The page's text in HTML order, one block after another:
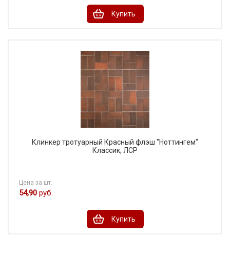
Купить
Клинкер тротуарный Красный флэш "Ноттингем"
Классик, ЛСР
Цена за шт.
54,90 руб.
Купить